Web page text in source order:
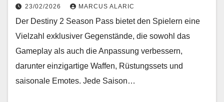
23/02/2026 MARCUS ALARIC
Der Destiny 2 Season Pass bietet den Spielern eine
Vielzahl exklusiver Gegenstände, die sowohl das
Gameplay als auch die Anpassung verbessern,
darunter einzigartige Waffen, Rüstungssets und
saisonale Emotes. Jede Saison…